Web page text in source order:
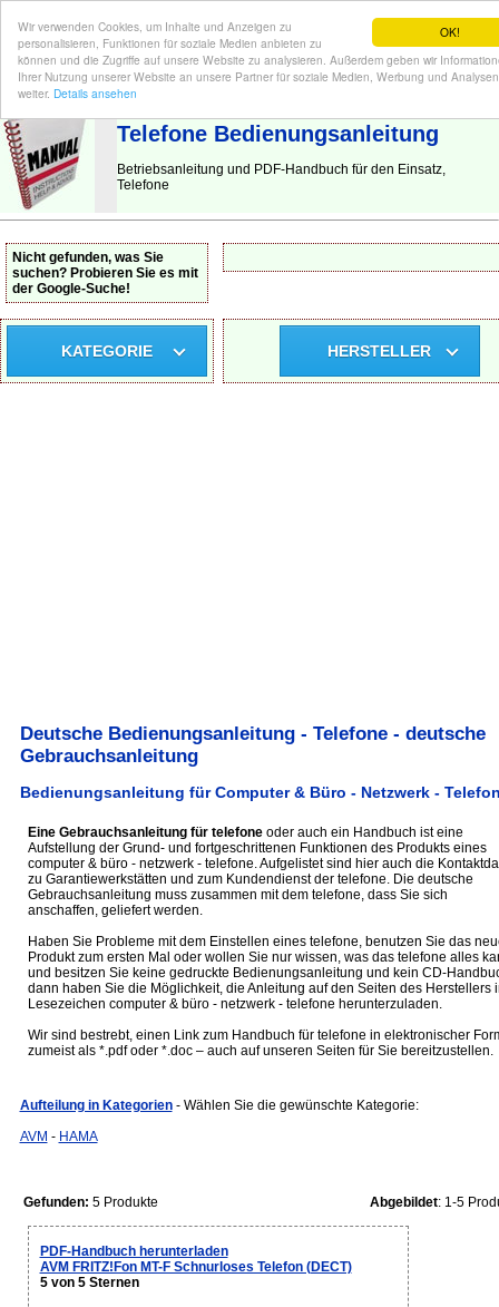
OK!
Wir verwenden Cookies, um Inhalte und Anzeigen zu
personalisieren, Funktionen für soziale Medien anbieten zu
können und die Zugriffe auf unsere Website zu analysieren. Außerdem geben wir
Ihrer Nutzung unserer Website an unsere Partner für soziale Medien, Werbung und Analysen
weiter. Details ansehen
BEDIENUNGSANLEITUNG | Hier finden Sie die deutsche Anleitung!
Telefone Bedienungsanleitung
Betriebsanleitung und PDF-Handbuch für den Einsatz,
Telefone
Nicht gefunden, was Sie
suchen? Probieren Sie es mit
der Google-Suche!
KATEGORIE HERSTELLER
Deutsche Bedienungsanleitung - Telefone - deutsche
Gebrauchsanleitung
Bedienungsanleitung für Computer & Büro - Netzwerk -
Eine Gebrauchsanleitung für telefoneoder auch ein Handbuch ist eine
Aufstellung der Grund- und fortgeschrittenen Funktionen des Produkts eines
computer & büro - netzwerk - telefone. Aufgelistet sind hier auch die
zu Garantiewerkstätten und zum Kundendienst der telefone. Die deutsche
Gebrauchsanleitung muss zusammen mit dem telefone, dass Sie sich
anschaffen, geliefert werden.
Haben Sie Probleme mit dem Einstellen eines telefone, benutzen Sie das
Produkt zum ersten Mal oder wollen Sie nur wissen, was das telefone alles
und besitzen Sie keine gedruckte Bedienungsanleitung und kein CD-
dann haben Sie die Möglichkeit, die Anleitung auf den Seiten des Herstellers
Lesezeichen computer & büro - netzwerk - telefone herunterzuladen.
Wir sind bestrebt, einen Link zum Handbuch für telefone in elektronischer
zumeist als *.pdf oder *.doc – auch auf unseren Seiten für Sie bereitzustellen.
Aufteilung in Kategorien - Wählen Sie die gewünschte Kategorie:
AVM - HAMA
Gefunden: 5 Produkte Abgebildet: 1-5
PDF-Handbuch herunterladen
AVM FRITZ!Fon MT-F Schnurloses Telefon (DECT)
5 von 5 Sternen